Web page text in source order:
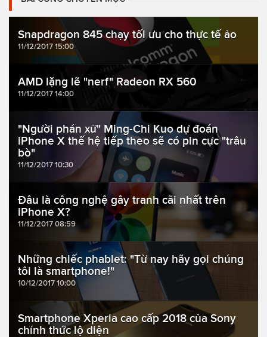
Snapdragon 845 chạy tối ưu cho thực tế ảo
11/12/2017 15:00
AMD lặng lẽ "nerf" Radeon RX 560
11/12/2017 14:00
"Người phán xử" Ming-Chi Kuo dự đoán
iPhone X thế hệ tiếp theo sẽ có pin cực "trâu
bò"
11/12/2017 10:30
Đâu là công nghệ gây tranh cãi nhất trên
iPhone X?
11/12/2017 08:59
Những chiếc phablet: "Từ nay hãy gọi chúng
tôi là smartphone!"
10/12/2017 10:00
Smartphone Xperia cao cấp 2018 của Sony
chính thức lộ diện